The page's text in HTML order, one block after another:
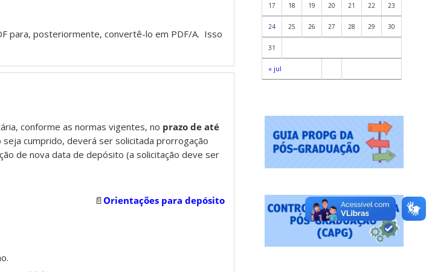
para, posteriormente, convertê-lo em PDF/A. Isso
conforme as normas vigentes, no prazo de até
seja cumprido, deverá ser solicitada prorrogação
de nova data de depósito (a solicitação deve ser
📄Orientações para depósito
« jul
17 18 19 20 21 22 23
24 25 26 27 28 29 30
31